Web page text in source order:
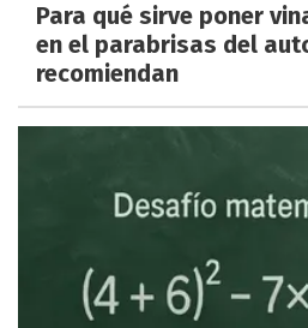
Para qué sirve poner
en el parabrisas del
recomiendan